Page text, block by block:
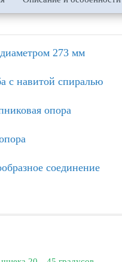
273 мм
с навитой спиралью
опора
соединение